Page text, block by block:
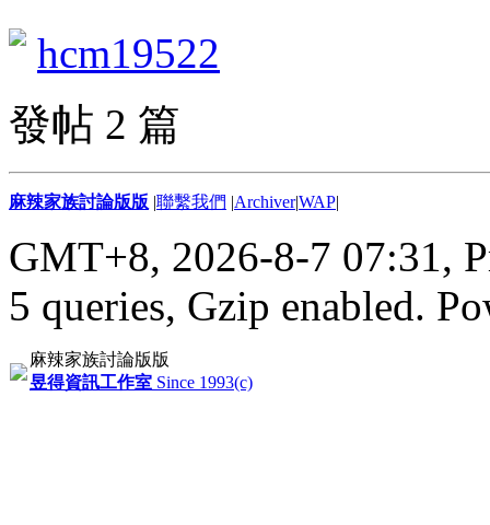
hcm19522
發帖 2 篇
麻辣家族討論版版 |聯繫我們 |Archiver|WAP|
GMT+8, 2026-8-7 07:31,
5 queries, Gzip enabled.
麻辣家族討論版版
昱得資訊工作室 Since 1993(c)